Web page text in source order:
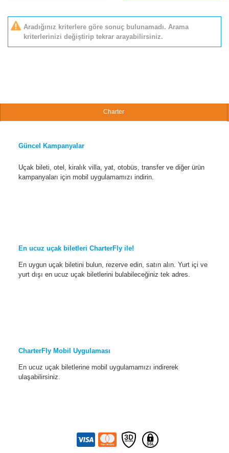
Aradığınız kriterlere göre sonuç bulunamadı. Arama
kriterlerinizi değiştirip tekrar arayabilirsiniz.
Charter
Güncel Kampanyalar
Uçak bileti, otel, kiralık villa, yat, otobüs, transfer ve diğer ürün
kampanyaları için mobil uygulamamızı indirin.
En ucuz uçak biletleri CharterFly ile!
En uygun uçak biletini bulun, rezerve edin, satın alın. Yurt içi ve
yurt dışı en ucuz uçak biletlerini bulabileceğiniz tek adres.
CharterFly Mobil Uygulaması
En ucuz uçak biletlerine mobil uygulamamızı indirerek
ulaşabilirsiniz.